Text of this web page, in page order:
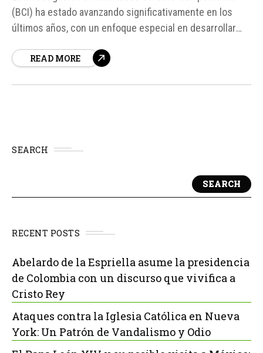
(BCI) ha estado avanzando significativamente en los
últimos años, con un enfoque especial en desarrollar
dispositivos con su mente. Aunque inicialmente esto
READ MORE
SEARCH
SEARCH
RECENT POSTS
Abelardo de la Espriella asume la presidencia
de Colombia con un discurso que vivifica a
Cristo Rey
Ataques contra la Iglesia Católica en Nueva
York: Un Patrón de Vandalismo y Odio